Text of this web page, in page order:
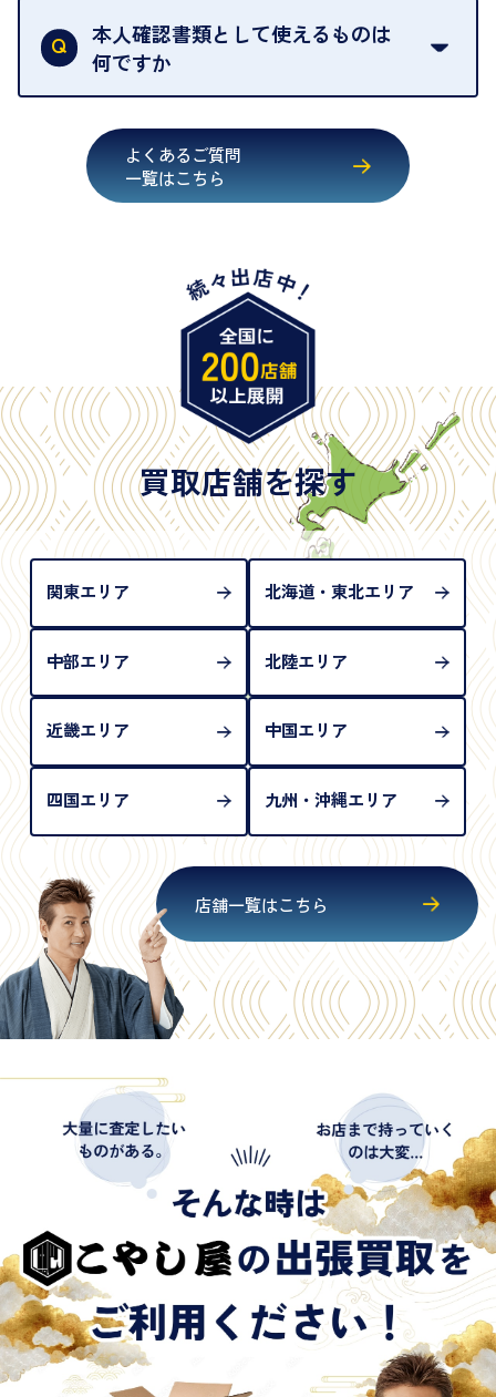
行うことが義務付けられています。安心してお取引
いただくためにも、ご協力をお願いいたします。
本人確認書類として使えるものは
何ですか
・健康保険証確認書
・マイナンバーカード
・在留カード
・旧パスポート
※原則として「公的機関が発行し、氏名、住所、生
年月日が記載されているもの
※日本国政府発行のもの
※2020年2月4日以降に申請された新型パスポートに
は「所持人記入欄（住所記載欄）」が存在しないた
め、単体では古物営業法上の本人確認書類として認
められない（住所確認ができないため）。補助書類
が必要となります
よくあるご質問
一覧はこちら
買取店舗を探す
関東エリア 北海道・東北エリア
中部エリア 北陸エリア
近畿エリア 中国エリア
四国エリア 九州・沖縄エリア
店舗一覧はこちら